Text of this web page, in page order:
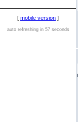
[ mobile version ]
auto refreshing in 57 seconds